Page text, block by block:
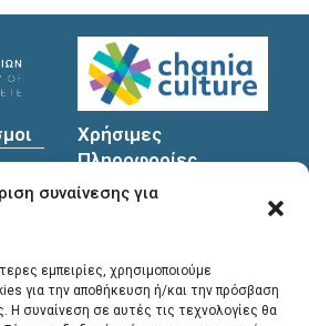
συναίνεσης για
εμπειρίες, χρησιμοποιούμε
για την αποθήκευση ή/και την πρόσβαση
Η συναίνεση σε αυτές τις τεχνολογίες θα
Χρήσιμες
Πληροφορίες
Διεύθυνση
Χανιά, 731 35
Τηλέφωνα